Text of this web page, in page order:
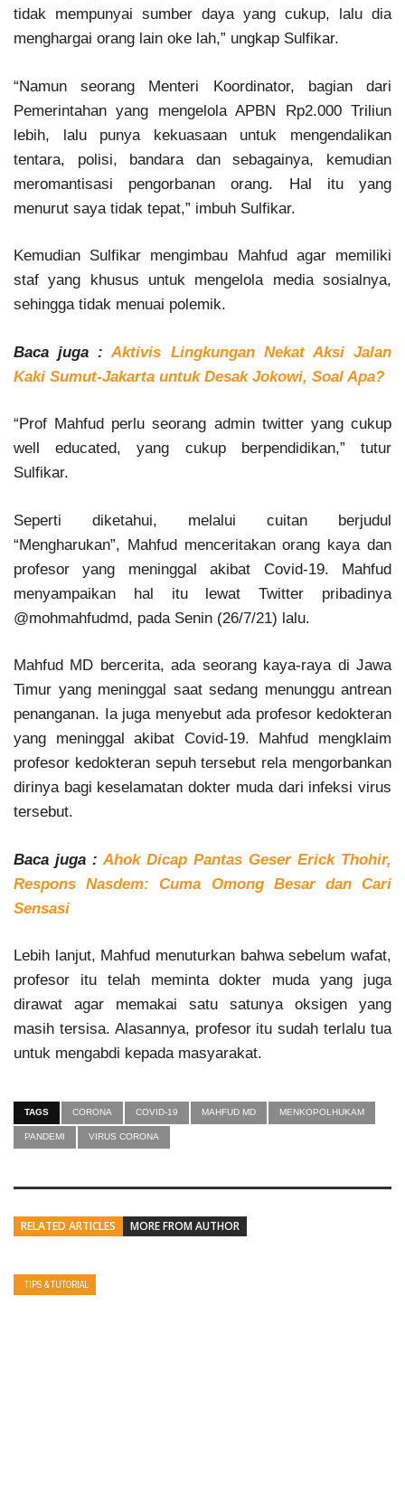
tidak mempunyai sumber daya yang cukup, lalu dia
menghargai orang lain oke lah,” ungkap Sulfikar.
“Namun seorang Menteri Koordinator, bagian dari
Pemerintahan yang mengelola APBN Rp2.000 Triliun
lebih, lalu punya kekuasaan untuk mengendalikan
tentara, polisi, bandara dan sebagainya, kemudian
meromantisasi pengorbanan orang. Hal itu yang
menurut saya tidak tepat,” imbuh Sulfikar.
Kemudian Sulfikar mengimbau Mahfud agar memiliki
staf yang khusus untuk mengelola media sosialnya,
sehingga tidak menuai polemik.
Baca juga :Aktivis Lingkungan Nekat Aksi Jalan
Kaki Sumut-Jakarta untuk Desak Jokowi, Soal Apa?
“Prof Mahfud perlu seorang admin twitter yang cukup
well educated, yang cukup berpendidikan,” tutur
Sulfikar.
Seperti diketahui, melalui cuitan berjudul
“Mengharukan”, Mahfud menceritakan orang kaya dan
profesor yang meninggal akibat Covid-19. Mahfud
menyampaikan hal itu lewat Twitter pribadinya
@mohmahfudmd, pada Senin (26/7/21) lalu.
Mahfud MD bercerita, ada seorang kaya-raya di Jawa
Timur yang meninggal saat sedang menunggu antrean
penanganan. Ia juga menyebut ada profesor kedokteran
yang meninggal akibat Covid-19. Mahfud mengklaim
profesor kedokteran sepuh tersebut rela mengorbankan
dirinya bagi keselamatan dokter muda dari infeksi virus
tersebut.
Baca juga :Ahok Dicap Pantas Geser Erick Thohir,
Respons Nasdem: Cuma Omong Besar dan Cari
Sensasi
Lebih lanjut, Mahfud menuturkan bahwa sebelum wafat,
profesor itu telah meminta dokter muda yang juga
dirawat agar memakai satu satunya oksigen yang
masih tersisa. Alasannya, profesor itu sudah terlalu tua
untuk mengabdi kepada masyarakat.
TAGS CORONA COVID-19 MAHFUD MD MENKOPOLHUKAM
PANDEMI VIRUS CORONA
RELATED ARTICLES MORE FROM AUTHOR
TIPS & TUTORIAL